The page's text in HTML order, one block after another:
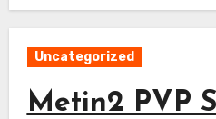
Uncategorized
Metin2 PVP